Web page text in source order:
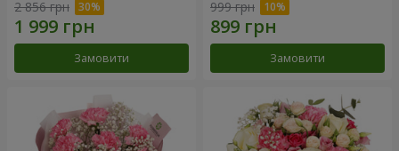
2 856 грн
Замовити
999 грн
Замовити